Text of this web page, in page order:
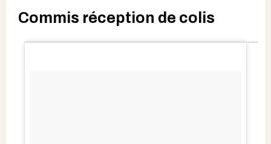
Commis réception de colis